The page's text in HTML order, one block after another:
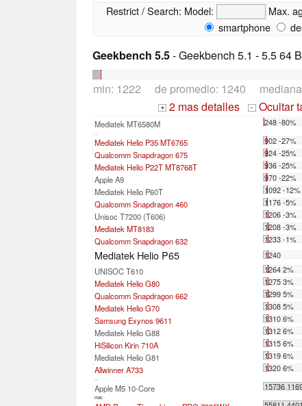
Restrict / Search: Model: Max.
smartphone
Geekbench 5.5- Geekbench 5.1 - 5.5 64
min: 1222 de promedio: 1240
+ 2 mas detalles - Ocultar
Mediatek MT6580M 248 -80%
Mediatek Helio P35 MT6765
902 -27%
Qualcomm Snapdragon 675
924 -25%
Mediatek Helio P22T MT8768T
936 -25%
Apple A9
970 -22%
Mediatek Helio P60T
1092 -12%
Qualcomm Snapdragon 460
1176 -5%
Unisoc T7200 (T606)
1206 -3%
Mediatek MT8183
1208 -3%
Qualcomm Snapdragon 632
1233 -1%
Mediatek Helio P65
1240
UNISOC T610
1264 2%
Mediatek Helio G80
1275 3%
Qualcomm Snapdragon 662
1299 5%
Mediatek Helio G70
1308 5%
Samsung Exynos 9611
1310 6%
Mediatek Helio G88
1312 6%
HiSilicon Kirin 710A
1315 6%
Mediatek Helio G81
1319 6%
Allwinner A733
1320 6%
Apple M5 10-Core 15736
max: